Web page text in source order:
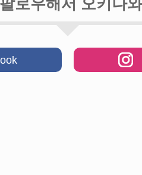
로우해서 오키나